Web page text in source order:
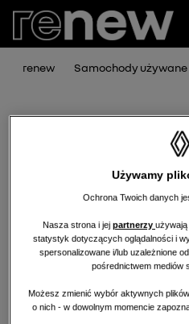
renew Samochody używane
Niestety, wybrany
obecnie żadnych
Wróć na stronę główną.
Używamy
Ochrona Twoich danych
Nasza strona i jej partnerzy
statystyk dotyczących oglądalności i
spersonalizowane i/lub uzależnione
pośrednictwem mediów
Możesz zmienić wybór aktywnych
o nich - w dowolnym momencie